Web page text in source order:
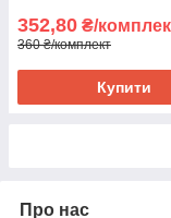
352,80 ₴/
360 ₴/комплект
Купити
Про нас